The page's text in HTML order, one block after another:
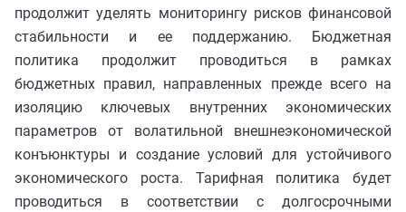
продолжит уделять мониторингу рисков финансовой
стабильности и ее поддержанию. Бюджетная
политика продолжит проводиться в рамках
бюджетных правил, направленных прежде всего на
изоляцию ключевых внутренних экономических
параметров от волатильной внешнеэкономической
конъюнктуры и создание условий для устойчивого
экономического роста. Тарифная политика будет
проводиться в соответствии с долгосрочными